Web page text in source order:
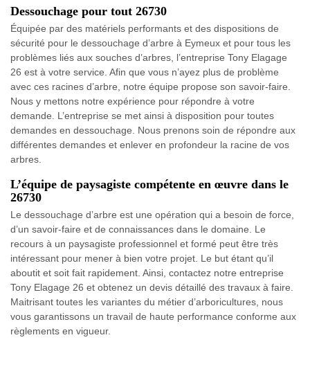
Dessouchage pour tout 26730
Équipée par des matériels performants et des dispositions de
sécurité pour le dessouchage d’arbre à Eymeux et pour tous les
problèmes liés aux souches d’arbres, l’entreprise Tony Elagage
26 est à votre service. Afin que vous n’ayez plus de problème
avec ces racines d’arbre, notre équipe propose son savoir-faire.
Nous y mettons notre expérience pour répondre à votre
demande. L’entreprise se met ainsi à disposition pour toutes
demandes en dessouchage. Nous prenons soin de répondre aux
différentes demandes et enlever en profondeur la racine de vos
arbres.
L’équipe de paysagiste compétente en œuvre dans le
26730
Le dessouchage d’arbre est une opération qui a besoin de force,
d’un savoir-faire et de connaissances dans le domaine. Le
recours à un paysagiste professionnel et formé peut être très
intéressant pour mener à bien votre projet. Le but étant qu’il
aboutit et soit fait rapidement. Ainsi, contactez notre entreprise
Tony Elagage 26 et obtenez un devis détaillé des travaux à faire.
Maitrisant toutes les variantes du métier d’arboricultures, nous
vous garantissons un travail de haute performance conforme aux
règlements en vigueur.